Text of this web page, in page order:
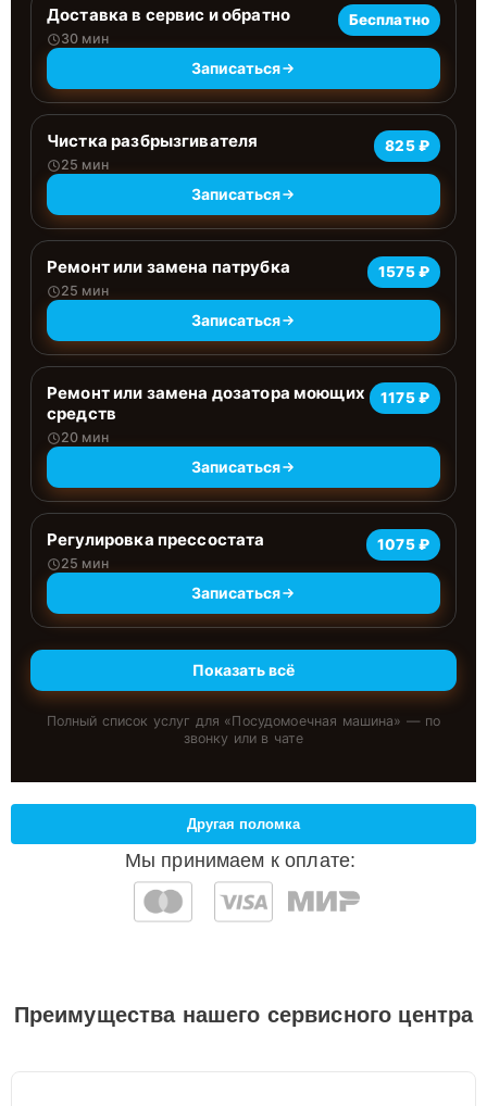
Доставка в сервис и обратно
30 мин
Бесплатно
Записаться
Чистка разбрызгивателя
25 мин
825 ₽
Записаться
Ремонт или замена патрубка
25 мин
1575 ₽
Записаться
Ремонт или замена дозатора моющих
средств
20 мин
1175 ₽
Записаться
Регулировка прессостата
25 мин
1075 ₽
Записаться
Показать всё
Полный список услуг для «Посудомоечная машина» — по
звонку или в чате
Мы принимаем к оплате:
Другая поломка
Преимущества нашего сервисного центра